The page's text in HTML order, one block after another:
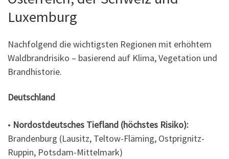
Luxemburg
Nachfolgend die wichtigsten Regionen mit erhöhtem
Waldbrandrisiko – basierend auf Klima, Vegetation und
Brandhistorie.
Deutschland
• Nordostdeutsches Tiefland (höchstes Risiko):
Brandenburg (Lausitz, Teltow-Fläming, Ostprignitz-
Ruppin, Potsdam-Mittelmark)